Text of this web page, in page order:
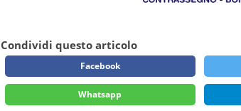
Condividi questo articolo
Facebook
Whatsapp